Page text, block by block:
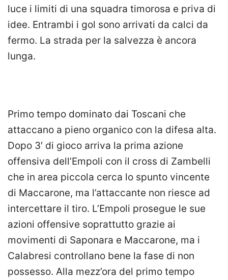
luce i limiti di una squadra timorosa e priva di
idee. Entrambi i gol sono arrivati da calci da
fermo. La strada per la salvezza è ancora
lunga.
Primo tempo dominato dai Toscani che
attaccano a pieno organico con la difesa alta.
Dopo 3′ di gioco arriva la prima azione
offensiva dell’Empoli con il cross di Zambelli
che in area piccola cerca lo spunto vincente
di Maccarone, ma l’attaccante non riesce ad
intercettare il tiro. L’Empoli prosegue le sue
azioni offensive soprattutto grazie ai
movimenti di Saponara e Maccarone, ma i
Calabresi controllano bene la fase di non
possesso. Alla mezz’ora del primo tempo